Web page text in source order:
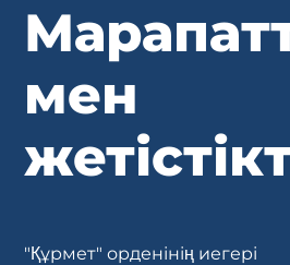
мен
"Құрмет" орденінің иегері